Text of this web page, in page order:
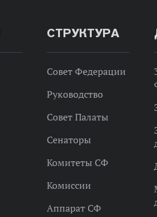
СТРУКТУРА
Совет Федерации
Руководство
Совет Палаты
Сенаторы
Комитеты СФ
Комиссии
Аппарат СФ